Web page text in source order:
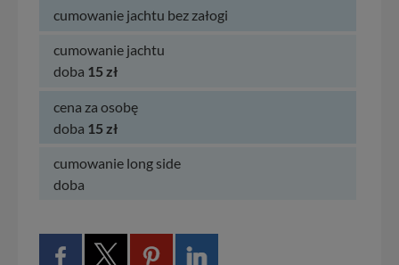
cumowanie jachtu bez załogi
cumowanie jachtu
doba 15 zł
cena za osobę
doba 15 zł
cumowanie long side
doba